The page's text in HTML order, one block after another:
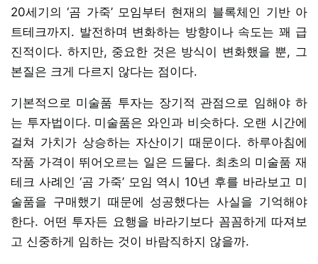
20세기의 ‘곰 가죽’ 모임부터 현재의 블록체인 기반 아
트테크까지. 발전하며 변화하는 방향이나 속도는 꽤 급
진적이다. 하지만, 중요한 것은 방식이 변화했을 뿐, 그
본질은 크게 다르지 않다는 점이다.
기본적으로 미술품 투자는 장기적 관점으로 임해야 하
는 투자법이다. 미술품은 와인과 비슷하다. 오랜 시간에
걸쳐 가치가 상승하는 자산이기 때문이다. 하루아침에
작품 가격이 뛰어오르는 일은 드물다. 최초의 미술품 재
테크 사례인 ‘곰 가죽’ 모임 역시 10년 후를 바라보고 미
술품을 구매했기 때문에 성공했다는 사실을 기억해야
한다. 어떤 투자든 요행을 바라기보다 꼼꼼하게 따져보
고 신중하게 임하는 것이 바람직하지 않을까.